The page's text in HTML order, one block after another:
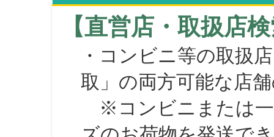
【直営店・取扱店
・コンビニ等の取扱
取」の両方可能な店
※コンビニまたは一